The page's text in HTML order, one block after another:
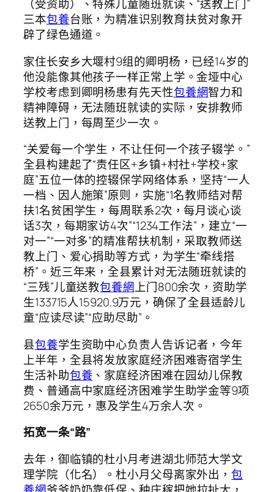
（受资助）、特殊儿童随班就读、“送教上门”
三本包養台账，为精准识别教育扶贫对象开
辟了绿色通道。
家住长安乡大堰村9组的卿明杨，已经14岁的
他没能像其他孩子一样正常上学。金垭中心
学校考虑到卿明杨患有先天性包養網智力和
精神障碍，无法随班就读的实际，安排教师
送教上门，每周至少一次。
“关爱每一个学生，不让任何一个孩子辍学。”
全县构建起了“责任区+乡镇+村社+学校+家
庭”五位一体的控辍保学网络体系，坚持“一人
一档、因人施策”原则，实施“1名教师结对帮
扶1名贫困学生，每周联系2次，每月谈心谈
话3次，每期家访4次”“1234工作法”，建立“一
对一”“一对多”的精准帮扶机制，采取教师送
教上门、爱心捐助等方式，为学生“牵线搭
桥”。近三年来，全县累计对无法随班就读的
“三残”儿童送教包養網上门800余次，资助学
生133715人15920.9万元，确保了全县适龄儿
童“应读尽读”“应助尽助”。
县包養学生资助中心负责人告诉记者，今年
上半年，全县将发放家庭经济困难寄宿学生
生活补助包養 、家庭经济困难在园幼儿保教
费、普通高中家庭经济困难学生助学金等9项
2650余万元，惠及学生4万余人次。
拓宽一条“路”
去年，御临镇的杜小月考进湖北师范大学文
理学院（化名）。杜小月父母离家外出，包